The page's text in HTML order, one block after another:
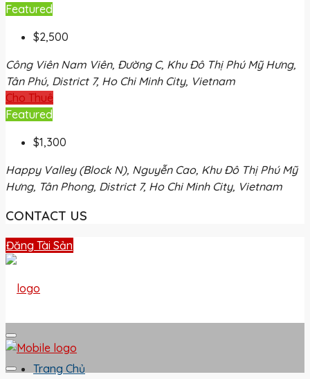
Featured
$2,500
Công Viên Nam Viên, Đường C, Khu Đô Thị Phú Mỹ Hưng,
Tân Phú, District 7, Ho Chi Minh City, Vietnam
Cho Thuê
Featured
$1,300
Happy Valley (Block N), Nguyễn Cao, Khu Đô Thị Phú Mỹ
Hưng, Tân Phong, District 7, Ho Chi Minh City, Vietnam
CONTACT US
Đăng Tài Sản
Trang Chủ